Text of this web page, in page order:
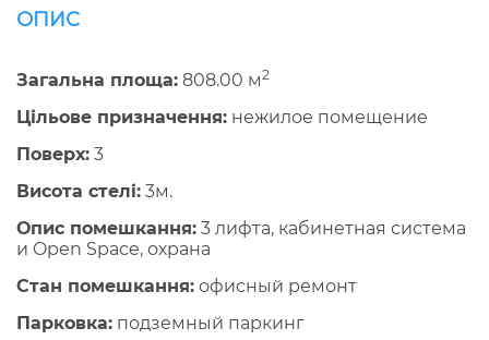
ОПИС
Загальна площа: 808.00 м2
Цільове призначення: нежилое помещение
Поверх: 3
Висота стелі: 3м.
Опис помешкання: 3 лифта, кабинетная система
и Open Space, охрана
Стан помешкання: офисный ремонт
Парковка: подземный паркинг